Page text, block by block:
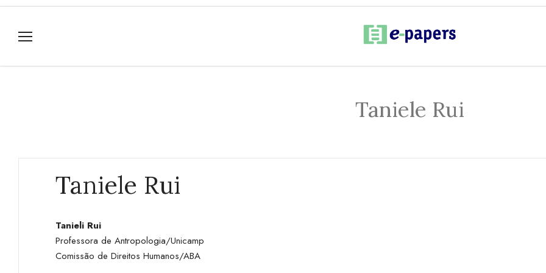
Taniele Rui
Taniele Rui
Tanieli Rui
Professora de Antropologia/Unicamp
Comissão de Direitos Humanos/ABA